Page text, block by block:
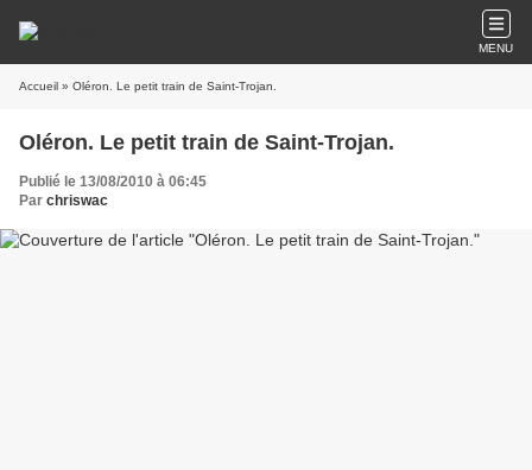
MENU
Accueil » Oléron. Le petit train de Saint-Trojan.
Oléron. Le petit train de Saint-Trojan.
Publié le 13/08/2010 à 06:45
Par chriswac